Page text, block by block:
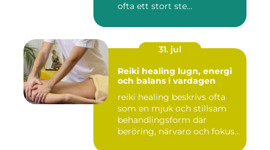
ofta ett stort ste...
31. jul
Reiki healing lugn, energi
och balans i vardagen
reiki healing beskrivs ofta
som en mjuk och stillsam
behandlingsform där
beröring, närvaro och fokus...